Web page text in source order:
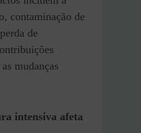
contaminação de
de
mudanças
intensiva afeta